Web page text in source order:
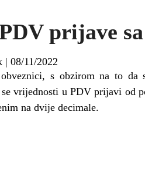
prijave
| 08/11/2022
obveznici, s obzirom na to
se vrijednosti u PDV prijavi od
na dvije decimale.